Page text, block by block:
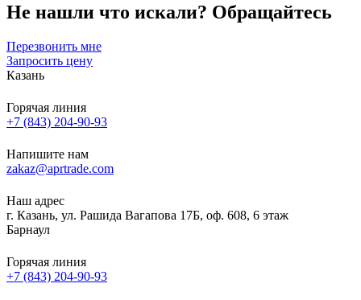
Не нашли что искали? Обращайтесь
Перезвонить мне
Запросить цену
Казань
Горячая линия
+7 (843) 204-90-93
Напишите нам
zakaz@aprtrade.com
Наш адрес
г. Казань, ул. Рашида Вагапова 17Б, оф. 608, 6 этаж
Барнаул
Горячая линия
+7 (843) 204-90-93